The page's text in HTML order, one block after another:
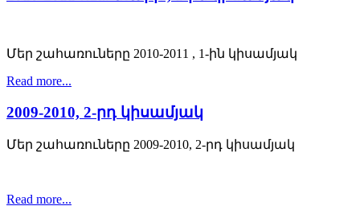
Մեր շահառուները 2010-2011 , 1-ին կիսամյակ
Read more...
2009-2010, 2-րդ կիսամյակ
Մեր շահառուները 2009-2010, 2-րդ կիսամյակ
Read more...